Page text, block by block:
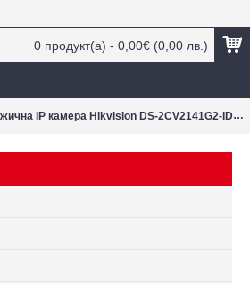
0 продукт(а) - 0,00€ (0,00 лв.)
IP камера Hikvision DS-2CV2141G2-IDW(W) – 4MP сигурност с Wi-Fi и нощно виждане